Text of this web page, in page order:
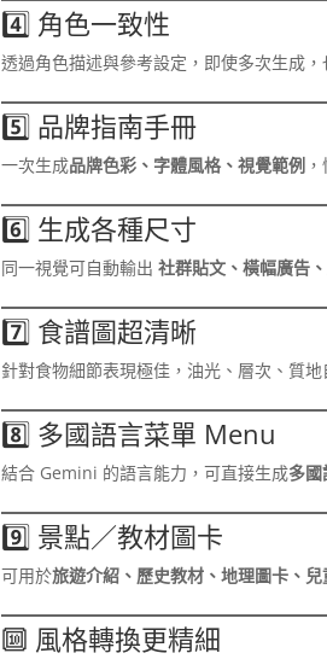
4️⃣ 角色一致性
透過角色描述與參考設定，即使多次生成
5️⃣ 品牌指南手冊
一次生成品牌色彩、字體風格、視覺範例
6️⃣ 生成各種尺寸
同一視覺可自動輸出社群貼文、橫幅廣告
7️⃣ 食譜圖超清晰
針對食物細節表現極佳，油光、層次、質
8️⃣ 多國語言菜單 Menu
結合 Gemini 的語言能力，可直接生成多國
9️⃣ 景點／教材圖卡
可用於旅遊介紹、歷史教材、地理圖卡、
🔟 風格轉換更精細